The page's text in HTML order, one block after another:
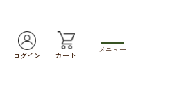
ログイン カート
メニュー